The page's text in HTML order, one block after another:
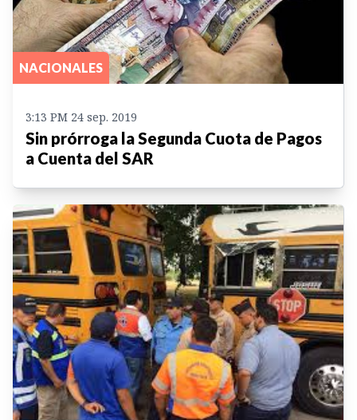
NACIONALES
3:13 PM 24 sep. 2019
Sin prórroga la Segunda Cuota de Pagos
a Cuenta del SAR